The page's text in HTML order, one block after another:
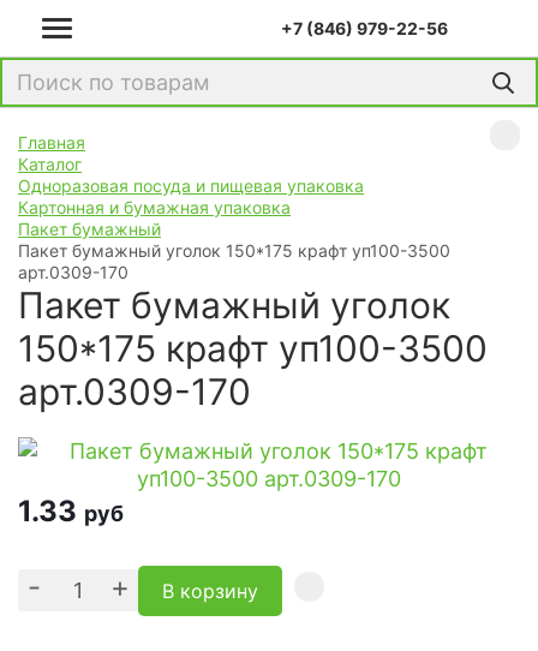
+7 (846) 979-22-56
Главная
Каталог
Одноразовая посуда и пищевая упаковка
Картонная и бумажная упаковка
Пакет бумажный
Пакет бумажный уголок 150*175 крафт уп100-3500
арт.0309-170
Пакет бумажный уголок
150*175 крафт уп100-3500
арт.0309-170
1.33 руб
- + В корзину